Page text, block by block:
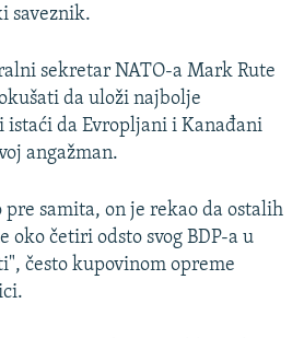
saveznik.
sekretar NATO-a Mark Rute
da uloži najbolje
istaći da Evropljani i Kanađani
angažman.
pre samita, on je rekao da ostalih
oko četiri odsto svog BDP-a u
često kupovinom opreme